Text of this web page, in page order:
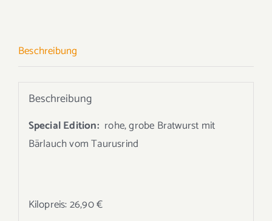
Beschreibung
Beschreibung
Special Edition: rohe, grobe Bratwurst mit
Bärlauch vom Taurusrind
Kilopreis: 26,90 €